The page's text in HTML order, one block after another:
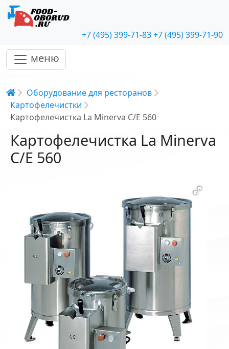
+7 (495) 399-71-83+7 (495) 399-71-90
меню
Строка навигации
Оборудование для ресторанов
Картофелечистки
Картофелечистка La Minerva C/E 560
Картофелечистка La Minerva
C/E 560